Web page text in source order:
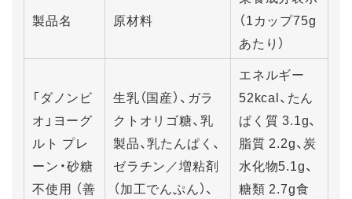
製品名 原材料
（1カップ75g
あたり）
「ダノンビ
オ」ヨーグ
ルト プレ
ーン・砂糖
不使用 （善
生乳（国産）、ガラ
クトオリゴ糖、乳
製品、乳たんぱく、
ゼラチン／増粘剤
（加工でんぷん）、
エネルギー
52kcal、たん
ぱく質 3.1g、
脂質 2.2g、炭
水化物5.1g、
糖類 2.7g食